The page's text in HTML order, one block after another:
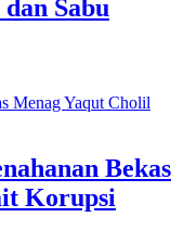
Sabu
Bekas
Korupsi